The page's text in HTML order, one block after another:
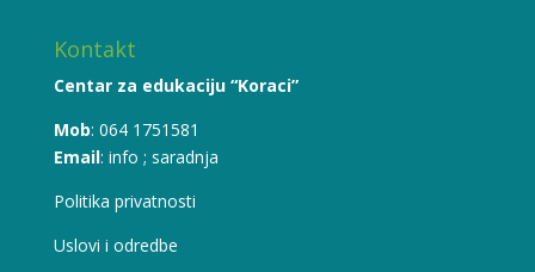
Kontakt
Centar za edukaciju “Koraci”
Mob: 064 1751581
Email: info ; saradnja
Politika privatnosti
Uslovi i odredbe